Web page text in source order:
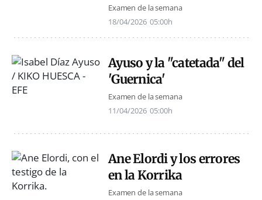
Examen de la semana
18/04/2026 05:00h
Ayuso y la "catetada" del
'Guernica'
Examen de la semana
11/04/2026 05:00h
Ane Elordi y los errores
en la Korrika
Examen de la semana